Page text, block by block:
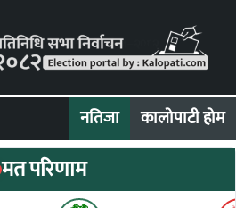
नतिजा कालोपाटी होम
मत परिणाम